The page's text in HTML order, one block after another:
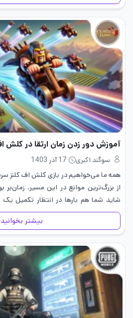
سوگند اکبری
17 آذر 1403
همه ما می‌خواهیم در بازی کلش اف کلنز
از بزرگ‌ترین موانع در این مسیر،
شاید شما هم بارها در انتظار تکمیل یک
حس کرده‌اید که…
بیشتر بخوانید